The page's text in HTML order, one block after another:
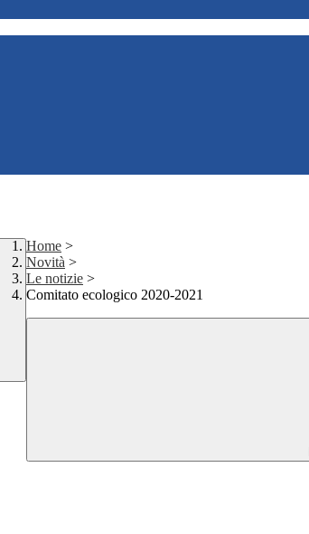
Home >
Novità >
Le notizie >
Comitato ecologico 2020-2021